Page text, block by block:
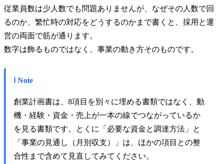
従業員数は少人数でも問題ありませんが、なぜその人数で回
るのか、繁忙時の対応をどうするのかまで書くと、採用と運
営の両面で筋が通ります。
数字は飾るものではなく、事業の動き方そのものです。
ℹ️ Note
創業計画書は、8項目を別々に埋める書類ではなく、動
機・経験・資金・売上が一本の線でつながっているか
を見る書類です。とくに「必要な資金と調達方法」と
「事業の見通し（月別収支）」は、ほかの項目との整
合性まで含めて見直してみてください。